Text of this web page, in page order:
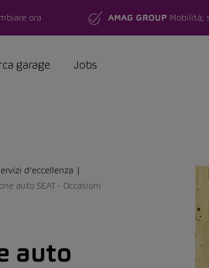
ora AMAG GROUP Mobilità,
garage Jobs
d’eccellenza
auto SEAT - Occasioni
auto